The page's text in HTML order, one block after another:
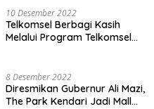
10 Desember 2022
Telkomsel Berbagi Kasih
Melalui Program Telkomsel
8 Desember 2022
Diresmikan Gubernur Ali Mazi,
The Park Kendari Jadi Mall